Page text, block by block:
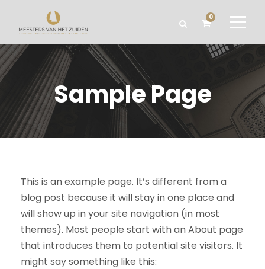
0
Sample Page
This is an example page. It’s different from a
blog post because it will stay in one place and
will show up in your site navigation (in most
themes). Most people start with an About page
that introduces them to potential site visitors. It
might say something like this: